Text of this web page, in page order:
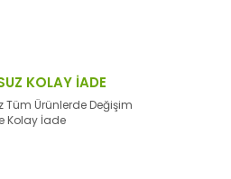
KOLAY İADE
Tüm Ürünlerde Değişim
Kolay İade